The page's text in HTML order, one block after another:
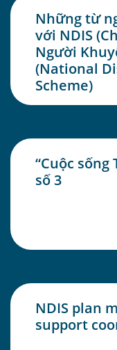
Những từ
với NDIS
Người
(National
Scheme)
“Cuộc sống
số 3
NDIS plan
support